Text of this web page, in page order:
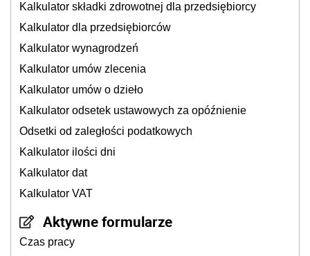
Kalkulator składki zdrowotnej dla przedsiębiorcy
Kalkulator dla przedsiębiorców
Kalkulator wynagrodzeń
Kalkulator umów zlecenia
Kalkulator umów o dzieło
Kalkulator odsetek ustawowych za opóźnienie
Odsetki od zaległości podatkowych
Kalkulator ilości dni
Kalkulator dat
Kalkulator VAT
Aktywne formularze
Czas pracy